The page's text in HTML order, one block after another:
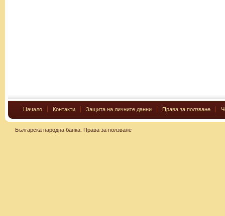
Начало Контакти Защита на личните данни Права за ползване
Българска народна банка. Права за ползване